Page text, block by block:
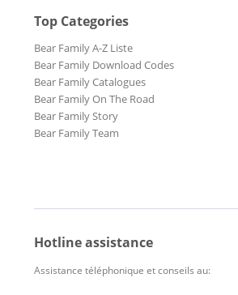
Top Categories
Bear Family A-Z Liste
Bear Family Download Codes
Bear Family Catalogues
Bear Family On The Road
Bear Family Story
Bear Family Team
Hotline assistance
Assistance téléphonique et conseils au: